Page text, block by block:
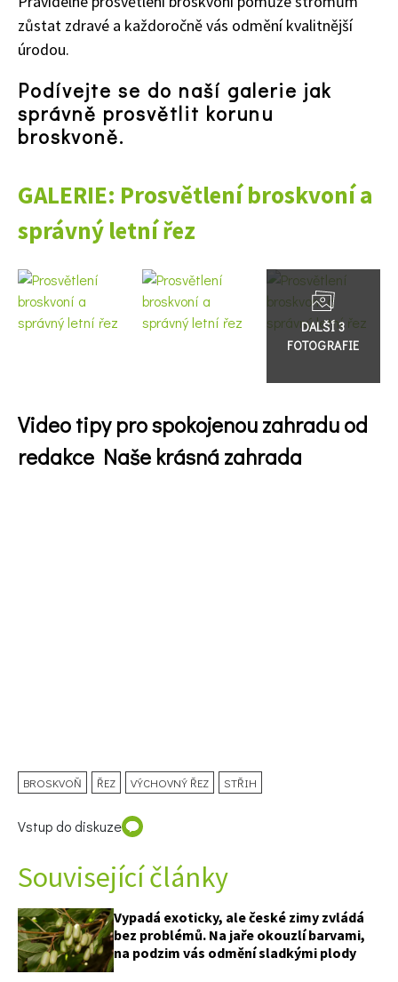
65 Kč
Naše krásná zahrada Speciál
zůstat zdravé a každoročně vás odmění kvalitnější
úrodou.
Podívejte se do naší galerie jak
správně prosvětlit korunu
broskvoně.
GALERIE: Prosvětlení broskvoní a
správný letní řez
Přejít
do
galerie
Video tipy pro spokojenou zahradu od
redakce Naše krásná zahrada
BROSKVOŇ ŘEZ VÝCHOVNÝ ŘEZ STŘIH
Vstup do diskuze
Související články
Vypadá exoticky, ale české zimy zvládá
bez problémů. Na jaře okouzlí barvami,
na podzim vás odmění sladkými plody